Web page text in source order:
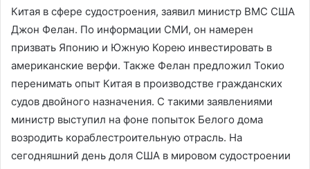
Китая в сфере судостроения, заявил министр ВМС США
Джон Фелан. По информации СМИ, он намерен
призвать Японию и Южную Корею инвестировать в
американские верфи. Также Фелан предложил Токио
перенимать опыт Китая в производстве гражданских
судов двойного назначения. С такими заявлениями
министр выступил на фоне попыток Белого дома
возродить кораблестроительную отрасль. На
сегодняшний день доля США в мировом судостроении